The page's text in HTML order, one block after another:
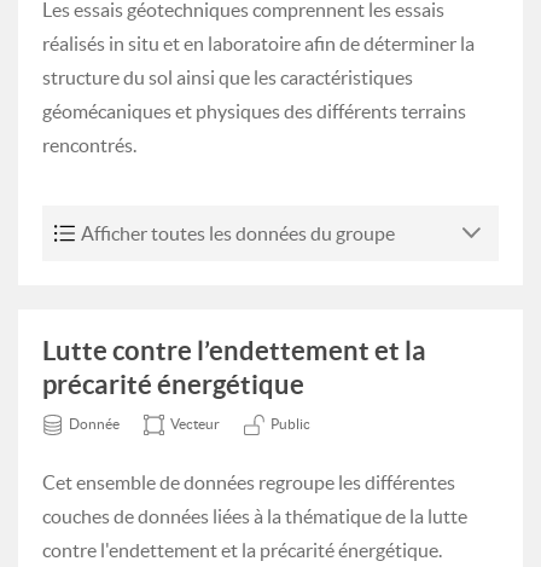
Les essais géotechniques comprennent les essais
réalisés in situ et en laboratoire afin de déterminer la
structure du sol ainsi que les caractéristiques
géomécaniques et physiques des différents terrains
rencontrés.
Afficher toutes les données du groupe
Lutte contre l’endettement et la
précarité énergétique
Donnée Vecteur Public
Cet ensemble de données regroupe les différentes
couches de données liées à la thématique de la lutte
contre l'endettement et la précarité énergétique.